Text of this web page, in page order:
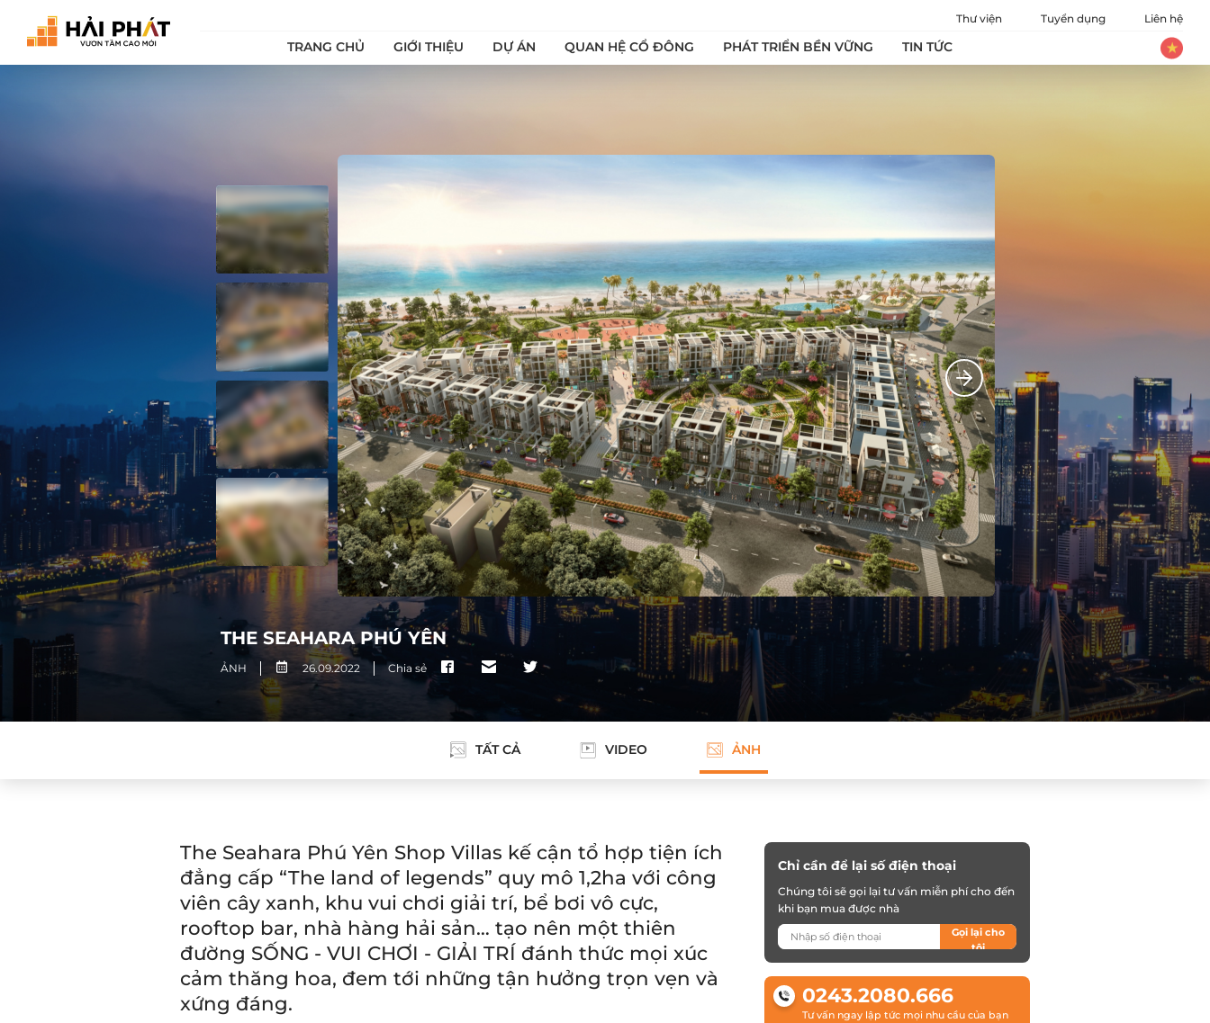
Thư viện Tuyển dụng Liên hệ
TRANG CHỦ GIỚI THIỆU DỰ ÁN QUAN HỆ CỔ ĐÔNG PHÁT TRIỂN BỀN VỮNG TIN TỨC
THE SEAHARA PHÚ YÊN
ẢNH 26.09.2022 Chia sẻ
TẤT CẢ VIDEO ẢNH
The Seahara Phú Yên Shop Villas kế cận tổ hợp tiện ích
đẳng cấp “The land of legends” quy mô 1,2ha với công
viên cây xanh, khu vui chơi giải trí, bể bơi vô cực,
rooftop bar, nhà hàng hải sản… tạo nên một thiên
đường SỐNG - VUI CHƠI - GIẢI TRÍ đánh thức mọi xúc
cảm thăng hoa, đem tới những tận hưởng trọn vẹn và
xứng đáng.
Chỉ cần để lại số điện thoại
Chúng tôi sẽ gọi lại tư vấn miễn phí cho đến
khi bạn mua được nhà
Gọi lại cho
tôi
0243.2080.666
Tư vấn ngay lập tức mọi nhu cầu của bạn